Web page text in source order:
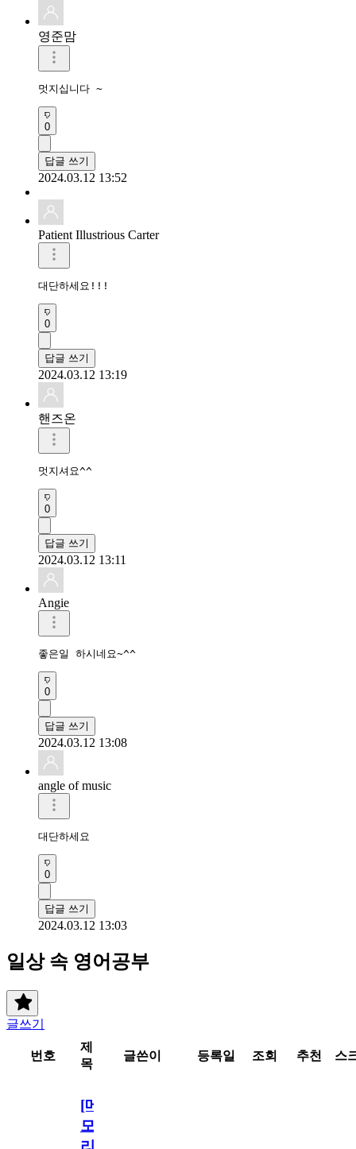
영준맘
멋지십니다 ~
0
답글 쓰기
2024.03.12 13:52
Patient Illustrious Carter
대단하세요!!!
0
답글 쓰기
2024.03.12 13:19
핸즈온
멋지셔요^^
0
답글 쓰기
2024.03.12 13:11
Angie
좋은일 하시네요~^^
0
답글 쓰기
2024.03.12 13:08
angle of music
대단하세요
0
답글 쓰기
2024.03.12 13:03
일상 속 영어공부
글쓰기
번호
제
목
글쓴이 등록일 조회 추천 스
[메
모